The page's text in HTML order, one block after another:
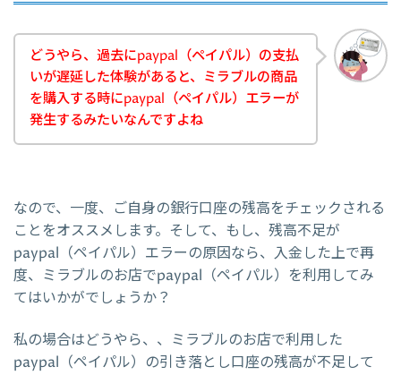
どうやら、過去にpaypal（ペイパル）の支払
いが遅延した体験があると、ミラブルの商品
を購入する時にpaypal（ペイパル）エラーが
発生するみたいなんですよね
なので、一度、ご自身の銀行口座の残高をチェックされる
ことをオススメします。そして、もし、残高不足が
paypal（ペイパル）エラーの原因なら、入金した上で再
度、ミラブルのお店でpaypal（ペイパル）を利用してみ
てはいかがでしょうか？
私の場合はどうやら、、ミラブルのお店で利用した
paypal（ペイパル）の引き落とし口座の残高が不足して